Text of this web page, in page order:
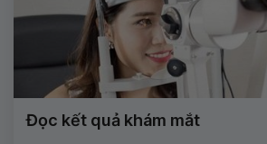
Đọc kết quả khám mắt